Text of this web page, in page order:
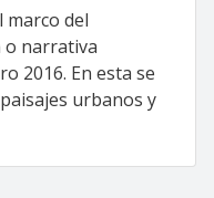
marco del
o narrativa
2016. En esta se
urbanos y